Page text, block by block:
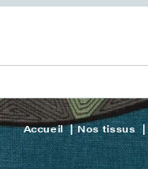
Accueil Nos tissus